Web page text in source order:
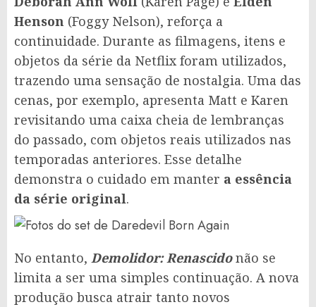
Henson (Foggy Nelson), reforça a
continuidade. Durante as filmagens, itens e
objetos da série da Netflix foram utilizados,
trazendo uma sensação de nostalgia. Uma das
cenas, por exemplo, apresenta Matt e Karen
revisitando uma caixa cheia de lembranças
do passado, com objetos reais utilizados nas
temporadas anteriores. Esse detalhe
demonstra o cuidado em manter a essência
da série original.
No entanto, Demolidor: Renascidonão se
limita a ser uma simples continuação. A nova
produção busca atrair tanto novos